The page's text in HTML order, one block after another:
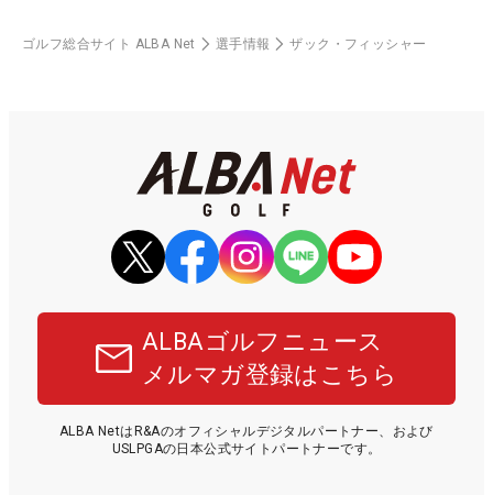
ゴルフ総合サイト ALBA Net 選手情報 ザック・フィッシャー
ALBAゴルフニュース
メルマガ登録はこちら
ALBA NetはR&Aのオフィシャルデジタルパートナー、および
USLPGAの日本公式サイトパートナーです。